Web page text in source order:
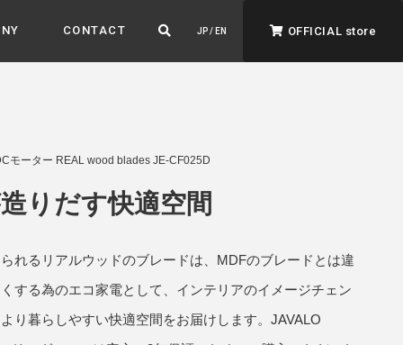
暮らし、イロドル
ADVANTAGE&VISION
強みとビジョン
CONTACT JP / EN OFFICIAL store
モーター REAL wood blades JE-CF025D
りだす快適空間
れるリアルウッドのブレードは、MDFのブレードとは違
する為のエコ家電として、インテリアのイメージチェン
り暮らしやすい快適空間をお届けします。JAVALO